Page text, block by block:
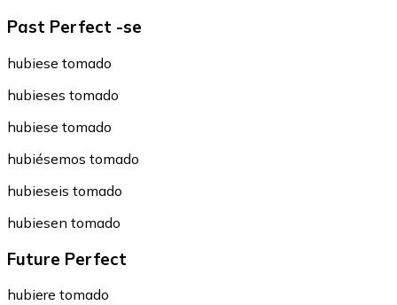
Past Perfect -se
hubiese tomado
hubieses tomado
hubiese tomado
hubiésemos tomado
hubieseis tomado
hubiesen tomado
Future Perfect
hubiere tomado